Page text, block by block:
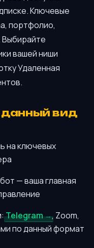
Ключевые
портфолио,
Выбирайте
вашей ниши
Удаленная
вид
на ключевых
— ваша главная
Telegram
, Zoom,
по данный формат